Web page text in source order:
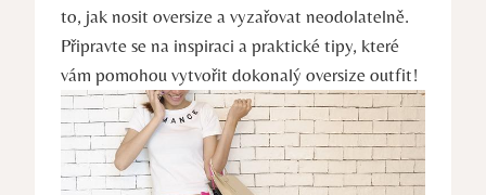
to, jak nosit oversize a vyzařovat neodolatelně.
Připravte se na inspiraci a praktické tipy, které
vám pomohou vytvořit dokonalý oversize outfit!